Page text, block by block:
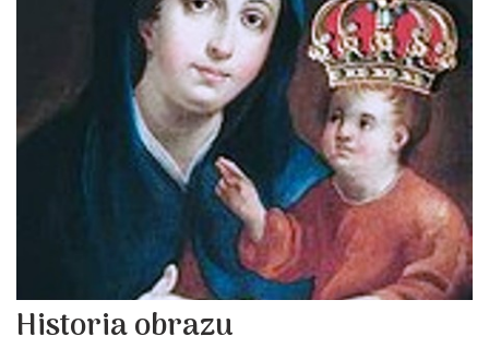
Historia obrazu